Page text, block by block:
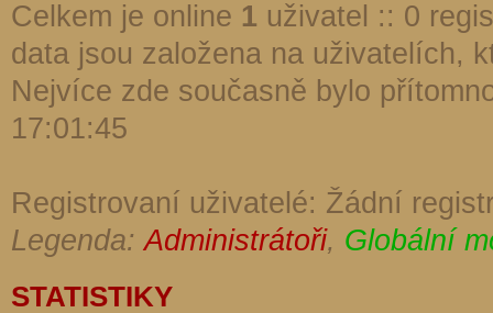
Celkem je online 1 uživatel :: 0
data jsou založena na uživatelích,
Nejvíce zde současně bylo
17:01:45
Registrovaní uživatelé: Žádní
Legenda:Administrátoři, Globální
STATISTIKY